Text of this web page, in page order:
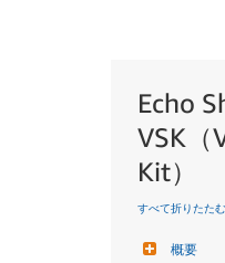
Echo
VSK（
Kit）
すべて折りたたむ
概要